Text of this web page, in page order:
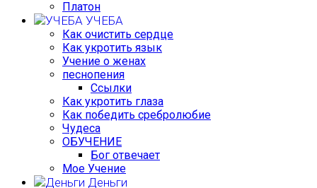
Платон
УЧЕБА
Как очистить сердце
Как укротить язык
Учение о женах
песнопения
Ссылки
Как укротить глаза
Как победить сребролюбие
Чудеса
ОБУЧЕНИЕ
Бог отвечает
Мое Учение
Деньги